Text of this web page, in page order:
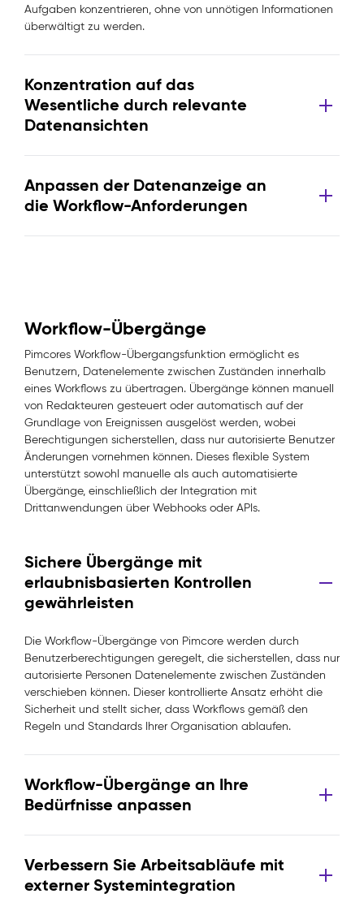
Aufgaben konzentrieren, ohne von unnötigen Informationen
überwältigt zu werden.
Konzentration auf das
Wesentliche durch relevante
Datenansichten
Anpassen der Datenanzeige an
die Workflow-Anforderungen
Workflow-Übergänge
Pimcores Workflow-Übergangsfunktion ermöglicht es
Benutzern, Datenelemente zwischen Zuständen innerhalb
eines Workflows zu übertragen. Übergänge können manuell
von Redakteuren gesteuert oder automatisch auf der
Grundlage von Ereignissen ausgelöst werden, wobei
Berechtigungen sicherstellen, dass nur autorisierte Benutzer
Änderungen vornehmen können. Dieses flexible System
unterstützt sowohl manuelle als auch automatisierte
Übergänge, einschließlich der Integration mit
Drittanwendungen über Webhooks oder APIs.
Sichere Übergänge mit
erlaubnisbasierten Kontrollen
gewährleisten
Die Workflow-Übergänge von Pimcore werden durch
Benutzerberechtigungen geregelt, die sicherstellen, dass nur
autorisierte Personen Datenelemente zwischen Zuständen
verschieben können. Dieser kontrollierte Ansatz erhöht die
Sicherheit und stellt sicher, dass Workflows gemäß den
Regeln und Standards Ihrer Organisation ablaufen.
Workflow-Übergänge an Ihre
Bedürfnisse anpassen
Verbessern Sie Arbeitsabläufe mit
externer Systemintegration